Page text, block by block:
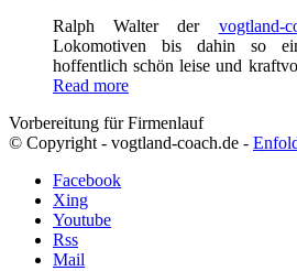
Ralph Walter der vogtland-
Lokomotiven bis dahin so
hoffentlich schön leise und
Read more
Vorbereitung für Firmenlauf
© Copyright - vogtland-coach.de -
Facebook
Xing
Youtube
Rss
Mail